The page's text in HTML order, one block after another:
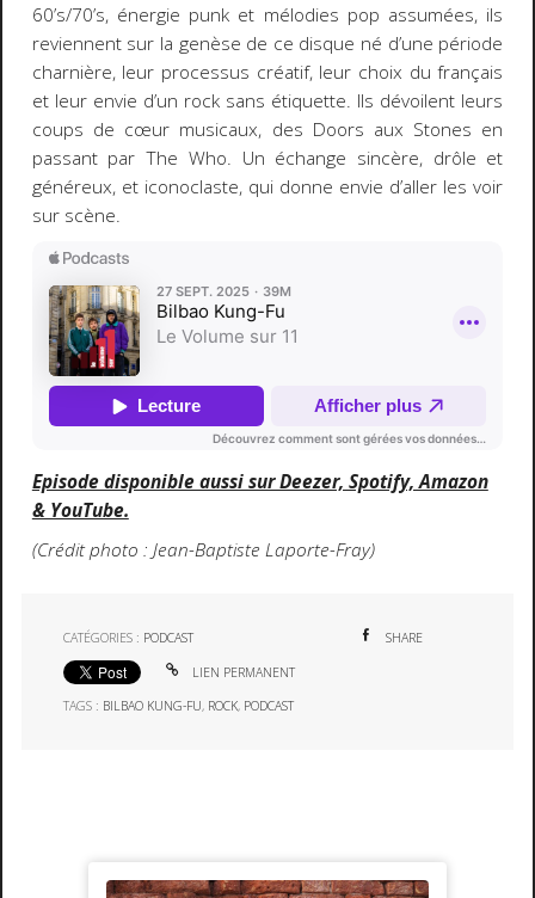
60’s/70’s, énergie punk et mélodies pop assumées, ils
reviennent sur la genèse de ce disque né d’une période
charnière, leur processus créatif, leur choix du français
et leur envie d’un rock sans étiquette. Ils dévoilent leurs
coups de cœur musicaux, des Doors aux Stones en
passant par The Who. Un échange sincère, drôle et
généreux, et iconoclaste, qui donne envie d’aller les voir
sur scène.
Episode disponible aussi sur Deezer, Spotify, Amazon
& YouTube.
(Crédit photo : Jean-Baptiste Laporte-Fray)
CATÉGORIES : PODCAST SHARE
LIEN PERMANENT
TAGS : BILBAO KUNG-FU, ROCK, PODCAST